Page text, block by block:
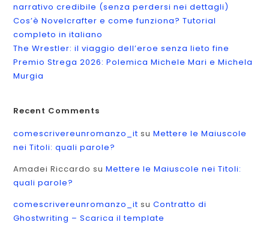
narrativo credibile (senza perdersi nei dettagli)
Cos’è Novelcrafter e come funziona? Tutorial
completo in italiano
The Wrestler: il viaggio dell’eroe senza lieto fine
Premio Strega 2026: Polemica Michele Mari e Michela
Murgia
Recent Comments
comescrivereunromanzo_it suMettere le Maiuscole
nei Titoli: quali parole?
Amadei Riccardo suMettere le Maiuscole nei Titoli:
quali parole?
comescrivereunromanzo_it suContratto di
Ghostwriting – Scarica il template